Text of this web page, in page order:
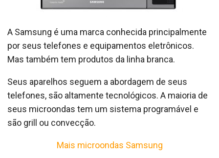
A Samsung é uma marca conhecida principalmente
por seus telefones e equipamentos eletrônicos.
Mas também tem produtos da linha branca.
Seus aparelhos seguem a abordagem de seus
telefones, são altamente tecnológicos. A maioria de
seus microondas tem um sistema programável e
são grill ou convecção.
Mais microondas Samsung